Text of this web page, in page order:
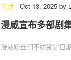
生活 - Oct 13, 2025 by
漫威宣布多部剧
漫威粉丝们不妨锁定日期